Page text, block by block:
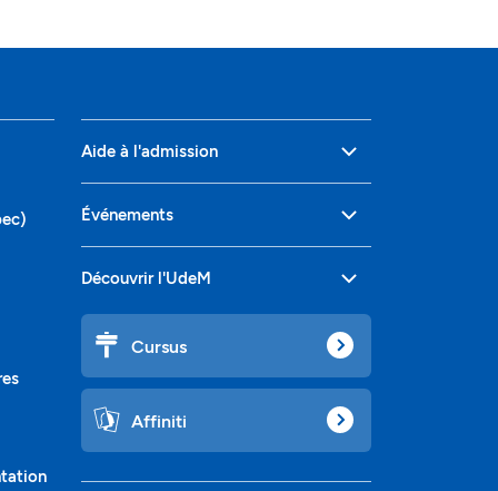
Aide à l'admission
Événements
Découvrir l'UdeM
Cursus
Affiniti